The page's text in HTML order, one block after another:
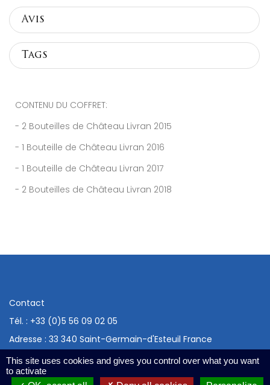
Avis
Tags
CONTENU DU COFFRET:
- 2 Bouteilles de Château Livran 2015
- 1 Bouteille de Château Livran 2016
- 1 Bouteille de Château Livran 2017
- 2 Bouteilles de Château Livran 2018
Contact
Tél. : +33 (0)5 56 09 02 05
Adresse : 33 340 Saint-Germain-d'Esteuil France
L'abus d'alcool est dangereux pour la santé, à consommer
avec modération
This site uses cookies and gives you control over what you want
to activate